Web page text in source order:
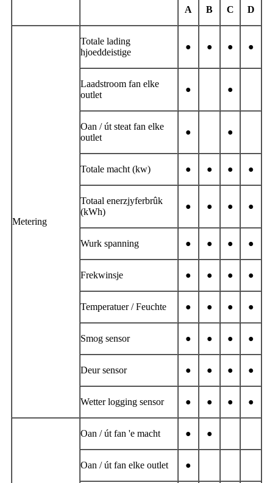
A B C D
Metering
Totale lading
hjoeddeistige
● ● ● ●
Laadstroom fan elke
outlet
● ●
Oan / út steat fan elke
outlet
● ●
Totale macht (kw) ● ● ● ●
Totaal enerzjyferbrûk
(kWh)
● ● ● ●
Wurk spanning ● ● ● ●
Frekwinsje ● ● ● ●
Temperatuer / Feuchte ● ● ● ●
Smog sensor ● ● ● ●
Deur sensor ● ● ● ●
Wetter logging sensor ● ● ● ●
Oan / út fan 'e macht ● ●
Oan / út fan elke outlet ●